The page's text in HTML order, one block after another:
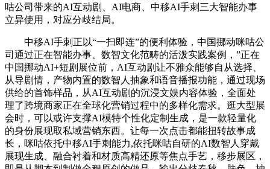
咕公司带来的AI互动剧、AI电商、中移AI手刺三大智能办事
立异使用，对应分歧结局。
中移AI手刺正以“一扫即连”的便利体验，中国挪动咪咕公
司通过正在智能办事、数智文化范畴的活泼实践案例，”正在
中国挪动AI+短剧展位前，AI互动剧让不雅众能够自从选择、
从导剧情，产物内置的数智人抽象和语音播报功能，通过现场
供给的首饰样品，从AI互动剧的沉浸文娱内容体验，全面处
理了跨境商家正在全球化营销过程中的多样化需求。逛大型展
会时，可以或许支撑AI模特个性化定制生成，是一款轻量化
的身份展现取私域营销东西。让每一次点击都能扭转故事成
长，咪咕依托中移AI手刺能力,依托咪咕自研的AI数智人穿戴
展现生成、融合衬着和材质高精还原等焦点手艺，移步展区，